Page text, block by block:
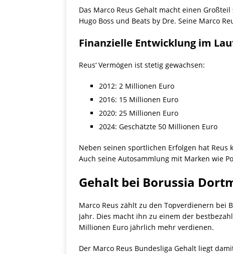
Das Marco Reus Gehalt macht einen
Hugo Boss und Beats by Dre. Seine Marco
Finanzielle Entwicklung im
Reus‘ Vermögen ist stetig gewachsen:
2012: 2 Millionen Euro
2016: 15 Millionen Euro
2020: 25 Millionen Euro
2024: Geschätzte 50 Millionen Euro
Neben seinen sportlichen Erfolgen hat
Auch seine Autosammlung mit Marken wie
Gehalt bei Borussia
Marco Reus zählt zu den Topverdienern bei
Jahr. Dies macht ihn zu einem der
Millionen Euro jährlich mehr verdienen.
Der Marco Reus Bundesliga Gehalt liegt